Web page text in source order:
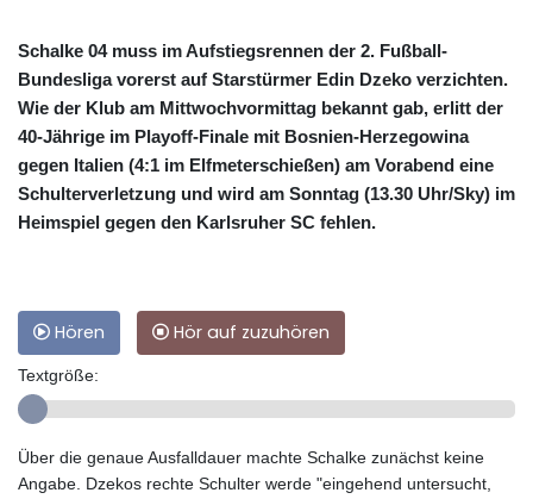
Schalke 04 muss im Aufstiegsrennen der 2. Fußball-
Bundesliga vorerst auf Starstürmer Edin Dzeko verzichten.
Wie der Klub am Mittwochvormittag bekannt gab, erlitt der
40-Jährige im Playoff-Finale mit Bosnien-Herzegowina
gegen Italien (4:1 im Elfmeterschießen) am Vorabend eine
Schulterverletzung und wird am Sonntag (13.30 Uhr/Sky) im
Heimspiel gegen den Karlsruher SC fehlen.
Hören Hör auf zuzuhören
Textgröße:
Über die genaue Ausfalldauer machte Schalke zunächst keine
Angabe. Dzekos rechte Schulter werde "eingehend untersucht,